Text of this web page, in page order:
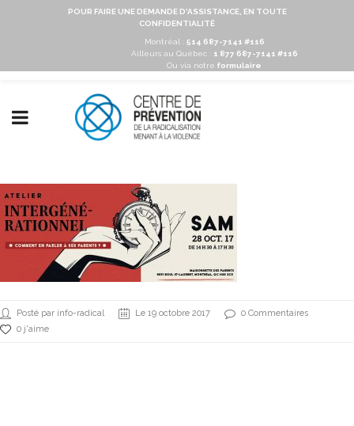
POUR FAIRE UNE DEMANDE D'ASSISTANCE, EN TOUTE
CONFIDENTIALITÉ
Montréal : 514 687-7141 #116
Ailleurs au Québec :
1 877 687-7141 #116
Ou via notre formulaire
Posté par info-radical Le 19 octobre 2017
0 Commentaires
0 j'aime